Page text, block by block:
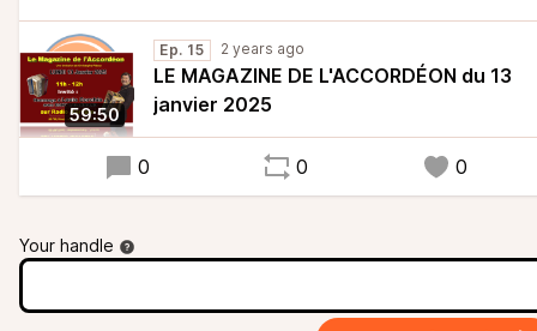
59:50
Ep. 15 2 years ago
LE MAGAZINE DE L'ACCORDÉON du 13
janvier 2025
0 0 0
Your handle